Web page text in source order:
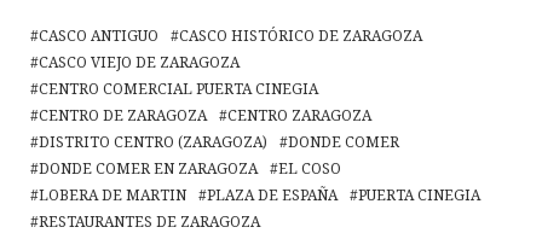
CASCO ANTIGUO
CASCO HISTÓRICO DE ZARAGOZA
CASCO VIEJO DE ZARAGOZA
CENTRO COMERCIAL PUERTA CINEGIA
CENTRO DE ZARAGOZA
CENTRO ZARAGOZA
DISTRITO CENTRO (ZARAGOZA)
DONDE COMER
DONDE COMER EN ZARAGOZA
EL COSO
LOBERA DE MARTIN
PLAZA DE ESPAÑA
PUERTA CINEGIA
RESTAURANTES DE ZARAGOZA